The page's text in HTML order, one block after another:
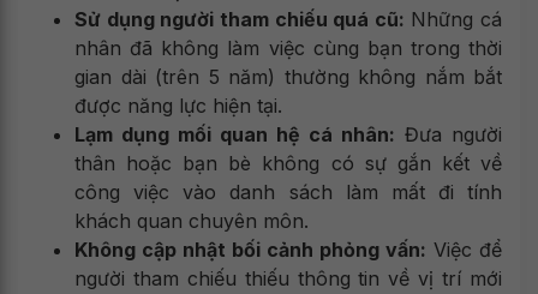
Sử dụng người tham chiếu quá cũ: Những cá
nhân đã không làm việc cùng bạn trong thời
gian dài (trên 5 năm) thường không nắm bắt
được năng lực hiện tại.
Lạm dụng mối quan hệ cá nhân: Đưa người
thân hoặc bạn bè không có sự gắn kết về
công việc vào danh sách làm mất đi tính
khách quan chuyên môn.
Không cập nhật bối cảnh phỏng vấn: Việc để
người tham chiếu thiếu thông tin về vị trí mới